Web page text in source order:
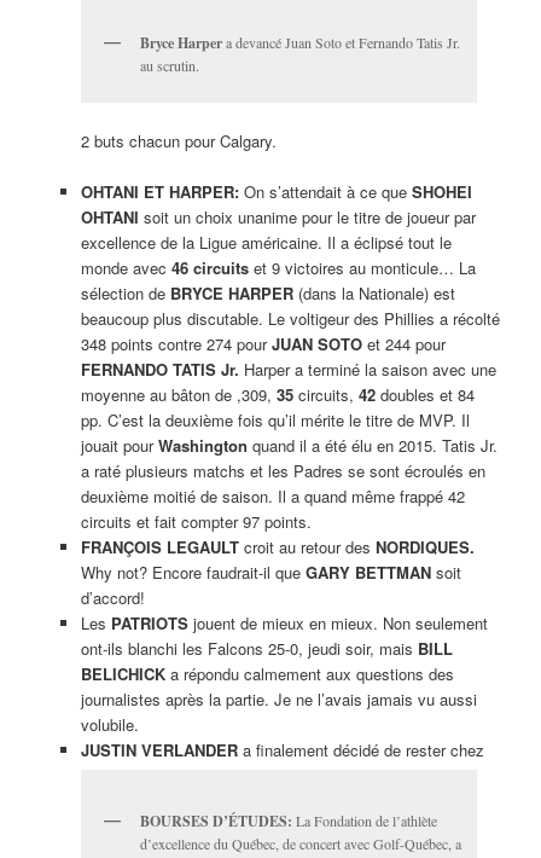
Bryce Harpera devancé Juan Soto et Fernando Tatis Jr.
au scrutin.
2 buts chacun pour Calgary.
OHTANI ET HARPER: On s’attendait à ce que SHOHEI
OHTANI soit un choix unanime pour le titre de joueur par
excellence de la Ligue américaine. Il a éclipsé tout le
monde avec 46 circuitset 9 victoires au monticule… La
sélection de BRYCE HARPER(dans la Nationale) est
beaucoup plus discutable. Le voltigeur des Phillies a récolté
348 points contre 274 pourJUAN SOTOet 244 pour
FERNANDO TATIS Jr. Harper a terminé la saison avec une
moyenne au bâton de ,309, 35circuits, 42doubles et 84
pp. C’est la deuxième fois qu’il mérite le titre de MVP. Il
jouait pourWashington quand il a été élu en 2015. Tatis Jr.
a raté plusieurs matchs et les Padres se sont écroulés en
deuxième moitié de saison. Il a quand même frappé 42
circuits et fait compter 97 points.
FRANÇOIS LEGAULT croit au retour des NORDIQUES.
Why not? Encore faudrait-il que GARY BETTMANsoit
d’accord!
Les PATRIOTSjouent de mieux en mieux. Non seulement
ont-ils blanchi les Falcons 25-0, jeudi soir, mais BILL
BELICHICKa répondu calmement aux questions des
journalistes après la partie. Je ne l’avais jamais vu aussi
volubile.
JUSTIN VERLANDERa finalement décidé de rester chez
BOURSES D’ÉTUDES: La Fondation de l’athlète
d’excellence du Québec, de concert avec Golf-Québec, a